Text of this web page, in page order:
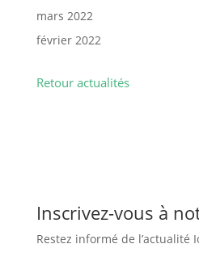
mars 2022
février 2022
Retour actualités
Inscrivez-vous à
Restez informé de l’actualité